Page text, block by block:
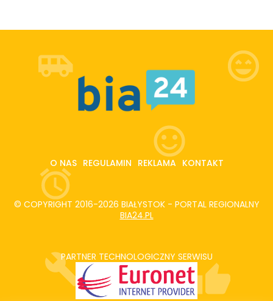
O NAS REGULAMIN REKLAMA KONTAKT
© COPYRIGHT 2016-2026 BIAŁYSTOK - PORTAL REGIONALNY
BIA24.PL
PARTNER TECHNOLOGICZNY SERWISU